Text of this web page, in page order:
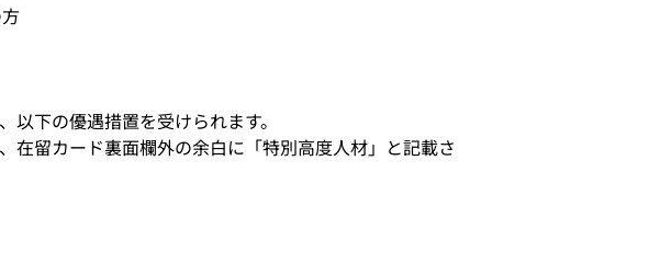
下の優遇措置を受けられます。
留カード裏面欄外の余白に「特別高度人材」と記載さ